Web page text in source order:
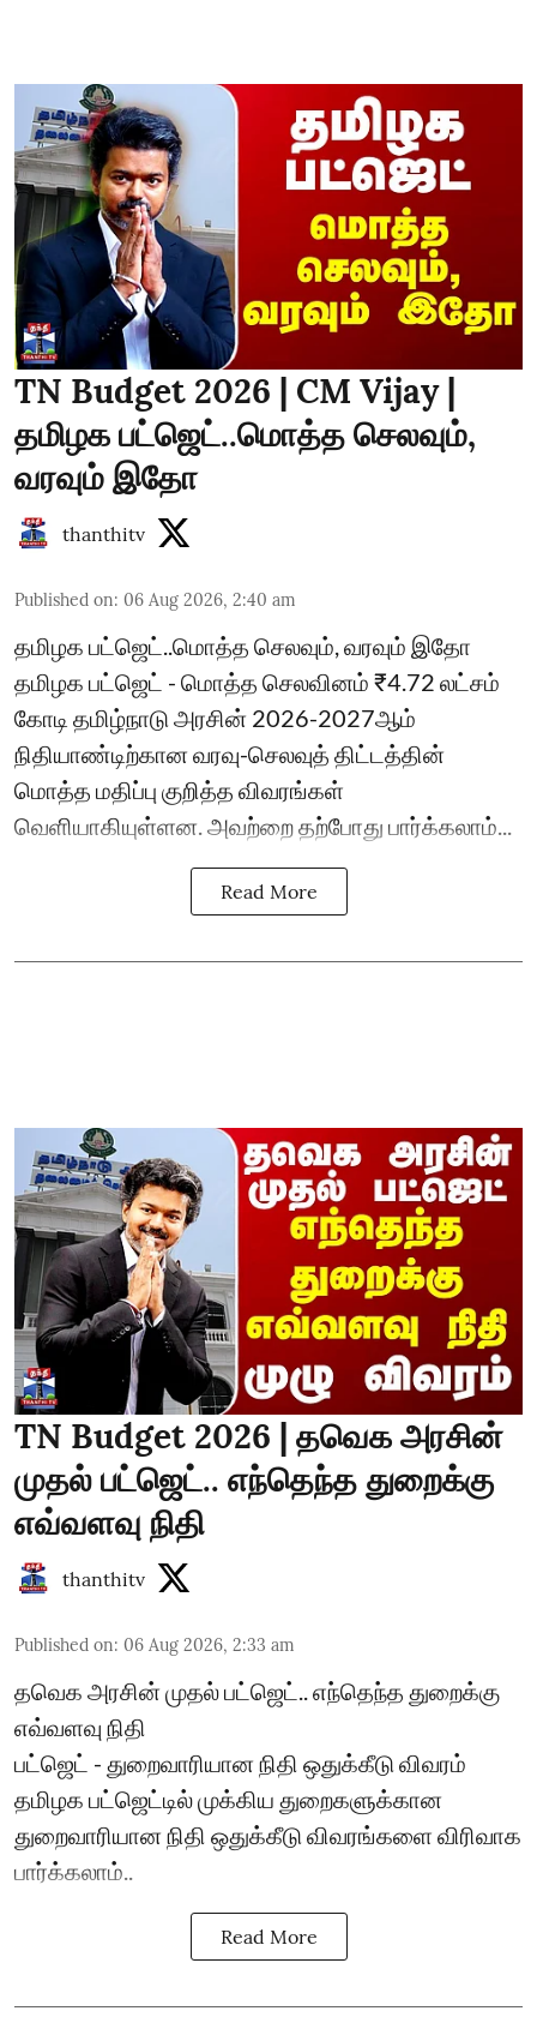
TN Budget 2026 | CM Vijay |
தமிழக பட்ஜெட்..மொத்த செலவும்,
வரவும் இதோ
thanthitv
Published on: 06 Aug 2026, 2:40 am
தமிழக பட்ஜெட்..மொத்த செலவும், வரவும் இதோ
தமிழக பட்ஜெட் - மொத்த செலவினம் ₹4.72 லட்சம்
கோடி தமிழ்நாடு அரசின் 2026-2027ஆம்
நிதியாண்டிற்கான வரவு-செலவுத் திட்டத்தின்
மொத்த மதிப்பு குறித்த விவரங்கள்
வெளியாகியுள்ளன. அவற்றை தற்போது பார்க்கலாம்...
Read More
TN Budget 2026 | தவெக அரசின்
முதல் பட்ஜெட்.. எந்தெந்த துறைக்கு
எவ்வளவு நிதி
thanthitv
Published on: 06 Aug 2026, 2:33 am
தவெக அரசின் முதல் பட்ஜெட்.. எந்தெந்த துறைக்கு
எவ்வளவு நிதி
பட்ஜெட் - துறைவாரியான நிதி ஒதுக்கீடு விவரம்
தமிழக பட்ஜெட்டில் முக்கிய துறைகளுக்கான
துறைவாரியான நிதி ஒதுக்கீடு விவரங்களை விரிவாக
பார்க்கலாம்..
Read More